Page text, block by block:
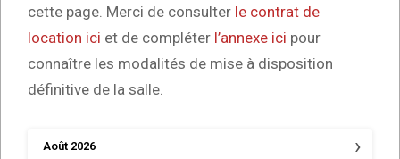
cette page. Merci de consulter le contrat de
location ici et de compléter l’annexe ici pour
connaître les modalités de mise à disposition
définitive de la salle.
›
Août 2026